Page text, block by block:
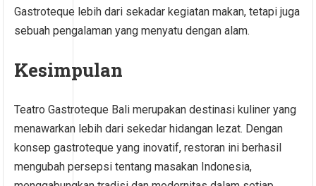
Gastroteque lebih dari sekadar kegiatan makan, tetapi juga
sebuah pengalaman yang menyatu dengan alam.
Kesimpulan
Teatro Gastroteque Bali merupakan destinasi kuliner yang
menawarkan lebih dari sekedar hidangan lezat. Dengan
konsep gastroteque yang inovatif, restoran ini berhasil
mengubah persepsi tentang masakan Indonesia,